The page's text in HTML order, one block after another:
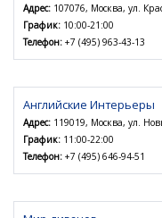
Адрес: 107076, Москва, ул.
График: 10:00-21:00
Телефон: +7 (495) 963-43-13
Английские Интерьеры
Адрес: 119019, Москва, ул.
График: 11:00-22:00
Телефон: +7 (495) 646-94-51